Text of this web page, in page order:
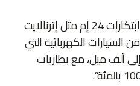
وأضافت: “عندما يُجمع بين ابتكارات 24 إم مثل إترنالايت
الكهربائية التي
ألف ميل، مع بطاريات